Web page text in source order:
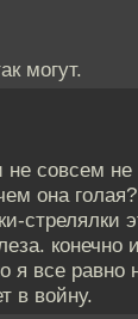
могут.
не совсем
она
стрелялки
конечно
я все равно
в войну.